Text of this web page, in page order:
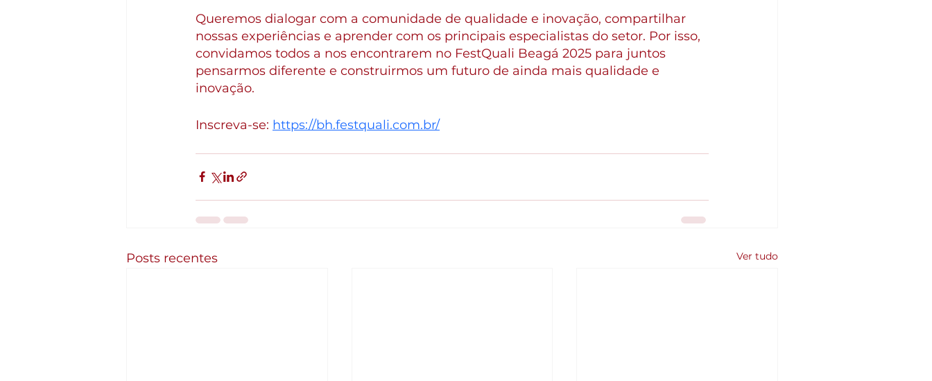
Queremos dialogar com a comunidade de qualidade e inovação, compartilhar
nossas experiências e aprender com os principais especialistas do setor. Por isso,
convidamos todos a nos encontrarem no FestQuali Beagá 2025 para juntos
pensarmos diferente e construirmos um futuro de ainda mais qualidade e
inovação.
Inscreva-se: https://bh.festquali.com.br/
Posts recentes Ver tudo